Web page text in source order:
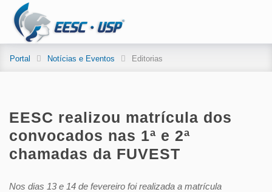
Portal Notícias e Eventos Editorias
EESC realizou matrícula dos
convocados nas 1ª e 2ª
chamadas da FUVEST
Nos dias 13 e 14 de fevereiro foi realizada a matrícula